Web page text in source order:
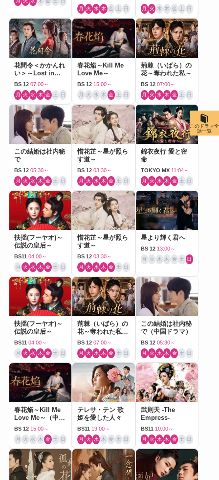
月 火 水 木 金 土 日 月 火 水 木 金 土 日
花間令＜かかんれ
い＞～Lost in
Love～
BS 12 07:00～
月 火 水 木 金 土 日
春花焔～Kill Me
Love Me～
BS 12 15:00～
月 火 水 木 金 土 日
荊棘（いばら）の
花～奪われた私～
BS 12 07:00～
月 火 水 木 金 土 日
この結婚は社内秘
で
BS 12 05:30～
月 火 水 木 金 土 日
惜花芷～星が照ら
す道～
BS 12 03:30～
月 火 水 木 金 土 日
錦衣夜行 愛と密
命
TOKYO MX 11:04～
月 火 水 木 金 土 日
扶揺(フーヤオ)～
伝説の皇后～
BS11 04:00～
月 火 水 木 金 土 日
惜花芷～星が照ら
す道～
BS 12 03:30～
月 火 水 木 金 土 日
星より輝く君へ
BS 12 13:00～
月 火 水 木 金 土 日
扶揺(フーヤオ)～
伝説の皇后～
BS11 04:00～
月 火 水 木 金 土 日
荊棘（いばら）の
花～奪われた私～
（中国ドラマ）
BS 12 07:00～
月 火 水 木 金 土 日
この結婚は社内秘
で（中国ドラマ）
BS 12 05:30～
月 火 水 木 金 土 日
春花焔～Kill Me
Love Me～（中国
ドラマ）
BS 12 15:00～
月 火 水 木 金 土 日
テレサ・テン 歌
姫を愛した人々
BS11 19:00～
月 火 水 木 金 土 日
武則天 -The
Empress-
BS11 10:00～
月 火 水 木 金 土 日
このドラマ全
話一覧